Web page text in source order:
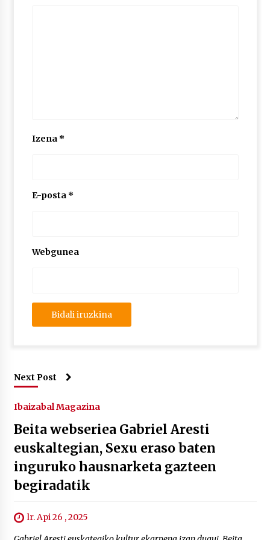
Izena *
E-posta *
Webgunea
Next Post
Ibaizabal Magazina
Beita webseriea Gabriel Aresti
euskaltegian, Sexu eraso baten
inguruko hausnarketa gazteen
begiradatik
lr. Api 26 , 2025